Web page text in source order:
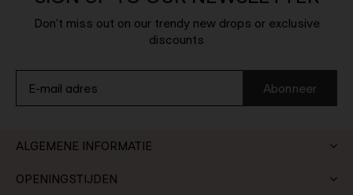
Don't miss out on our trendy new drops or exclusive
discounts
Abonneer
ALGEMENE INFORMATIE
OPENINGSTIJDEN